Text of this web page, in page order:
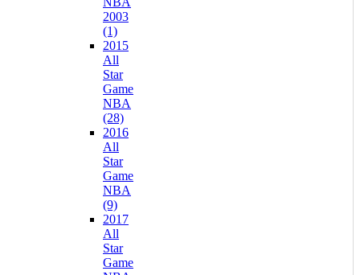
2003
(1)
2015
All
Star
Game
NBA
(28)
2016
All
Star
Game
NBA
(9)
2017
All
Star
Game